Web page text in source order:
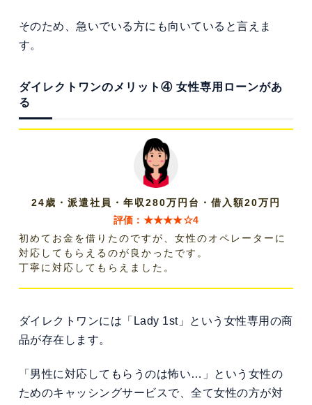
そのため、急いでいる方にも向いていると言えま
す。
ダイレクトワンのメリット④ 女性専用ローンがあ
る
24歳・派遣社員・年収280万円台・借入額20万円
評価：★★★★☆4
初めてお金を借りたのですが、女性のオペレーターに
対応してもらえるのが良かったです。
丁寧に対応してもらえました。
ダイレクトワンには「Lady 1st」という女性専用の商
品が存在します。
「男性に対応してもらうのは怖い…」という女性の
ためのキャッシングサービスで、全て女性の方が対